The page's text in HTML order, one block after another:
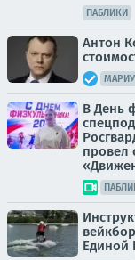
ПАБЛИКИ
Антон
В День
провел
Единой